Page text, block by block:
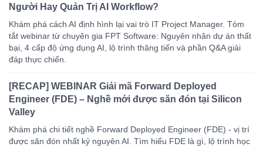
Người Hay Quản Trị AI Workflow?
Khám phá cách AI định hình lại vai trò IT Project Manager. Tóm
tắt webinar từ chuyên gia FPT Software: Nguyên nhân dự án thất
bại, 4 cấp độ ứng dụng AI, lộ trình thăng tiến và phần Q&A giải
đáp thực chiến.
[RECAP] WEBINAR Giải mã Forward Deployed
Engineer (FDE) – Nghề mới được săn đón tại Silicon
Valley
Khám phá chi tiết nghề Forward Deployed Engineer (FDE) - vị trí
được săn đón nhất kỷ nguyên AI. Tìm hiểu FDE là gì, lộ trình học